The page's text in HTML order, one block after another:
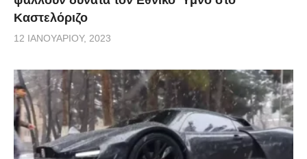
Καστελόριζο
12 ΙΑΝΟΥΑΡΊΟΥ, 2023